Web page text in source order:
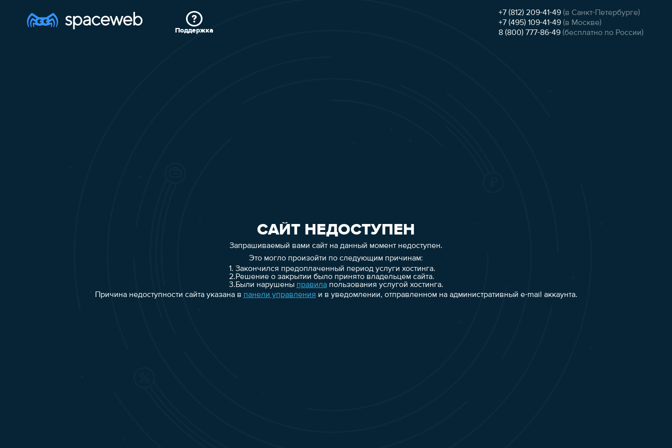
Поддержка
+7 (812) 209-41-49 (в Санкт-Петербурге)
+7 (495) 109-41-49 (в Москве)
8 (800) 777-86-49 (бесплатно по России)
САЙТ НЕДОСТУПЕН
Запрашиваемый вами сайт на данный момент недоступен.
Это могло произойти по следующим причинам:
1. Закончился предоплаченный период услуги хостинга.
2.Решение о закрытии было принято владельцем сайта.
3.Были нарушены правилапользования услугой хостинга.
Причина недоступности сайта указана в панели управления и в уведомлении, отправленном на административный e-mail аккаунта.